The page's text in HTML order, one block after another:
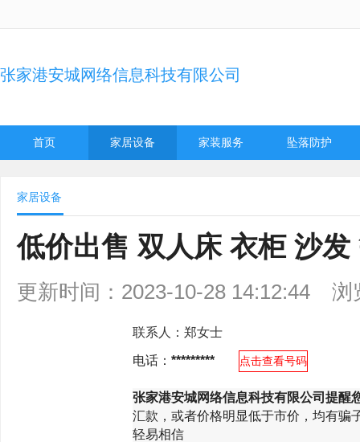
张家港安城网络信息科技有限公司
首页 家居设备 家装服务 坠落防护
家居设备
低价出售 双人床 衣柜 沙发
更新时间：2023-10-28 14:12:44 浏
联系人： 郑女士
电话： ********* 点击查看号码
张家港安城网络信息科技有限公司提醒
汇款，或者价格明显低于市价，均有骗
轻易相信